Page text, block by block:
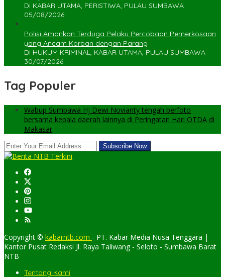
Di KABAR UTAMA, PERISTIWA, PULAU SUMBAWA
05/08/2026
Polisi Amankan Terduga Pelaku Percobaan Pemerkosaan
yang Ancam Korban dengan Parang
Di HUKUM KRIMINAL, KABAR UTAMA, PULAU SUMBAWA
30/07/2026
Tag Populer
Wabup Sumbawa Hj Dewi Novianty tengah berfoto
bersama kepala daerah lainnya di Peringatan Hari OTDA di
Makasar
Copyright © kabarntb.com - PT. Kabar Media Nusa Tenggara |
Kantor Pusat Redaksi Jl. Raya Taliwang - Seloto - Sumbawa Barat
NTB
Tentang Kami